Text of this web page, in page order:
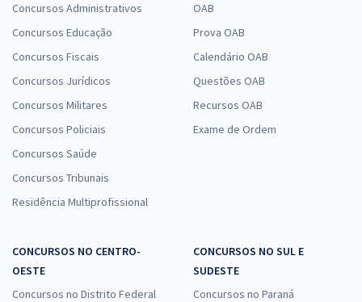
Concursos Administrativos
Concursos Educação
Concursos Fiscais
Concursos Jurídicos
Concursos Militares
Concursos Policiais
Concursos Saúde
Concursos Tribunais
Residência Multiprofissional
OAB
Prova OAB
Calendário OAB
Questões OAB
Recursos OAB
Exame de Ordem
CONCURSOS NO CENTRO-
OESTE
Concursos no Distrito Federal
CONCURSOS NO SUL E
SUDESTE
Concursos no Paraná